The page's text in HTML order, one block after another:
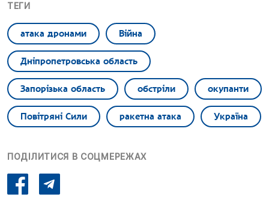
ТЕГИ
атака дронами Війна
Дніпропетровська область
Запорізька область обстріли окупанти
Повітряні Сили ракетна атака Україна
ПОДІЛИТИСЯ В СОЦМЕРЕЖАХ